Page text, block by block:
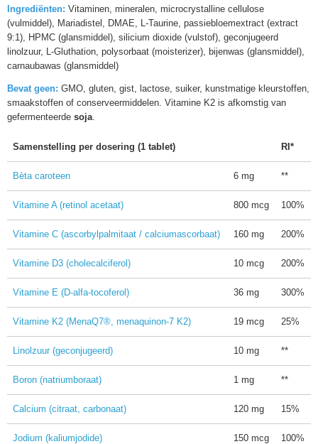
Ingrediënten: Vitaminen, mineralen, microcrystalline cellulose
(vulmiddel), Mariadistel, DMAE, L-Taurine, passiebloemextract (extract
9:1), HPMC (glansmiddel), silicium dioxide (vulstof), geconjugeerd
linolzuur, L-Gluthation, polysorbaat (moisterizer), bijenwas (glansmiddel),
carnaubawas (glansmiddel)
Bevat geen: GMO, gluten, gist, lactose, suiker, kunstmatige kleurstoffen,
smaakstoffen of conserveermiddelen. Vitamine K2 is afkomstig van
gefermenteerde soja.
Samenstelling per dosering (1 tablet) RI*
Bèta caroteen 6 mg **
Vitamine A (retinol acetaat) 800 mcg 100%
Vitamine C (ascorbylpalmitaat / calciumascorbaat) 160 mg 200%
Vitamine D3 (cholecalciferol) 10 mcg 200%
Vitamine E (D-alfa-tocoferol) 36 mg 300%
Vitamine K2 (MenaQ7®, menaquinon-7 K2) 19 mcg 25%
Linolzuur (geconjugeerd) 10 mg **
Boron (natriumboraat) 1 mg **
Calcium (citraat, carbonaat) 120 mg 15%
Jodium (kaliumjodide) 150 mcg 100%